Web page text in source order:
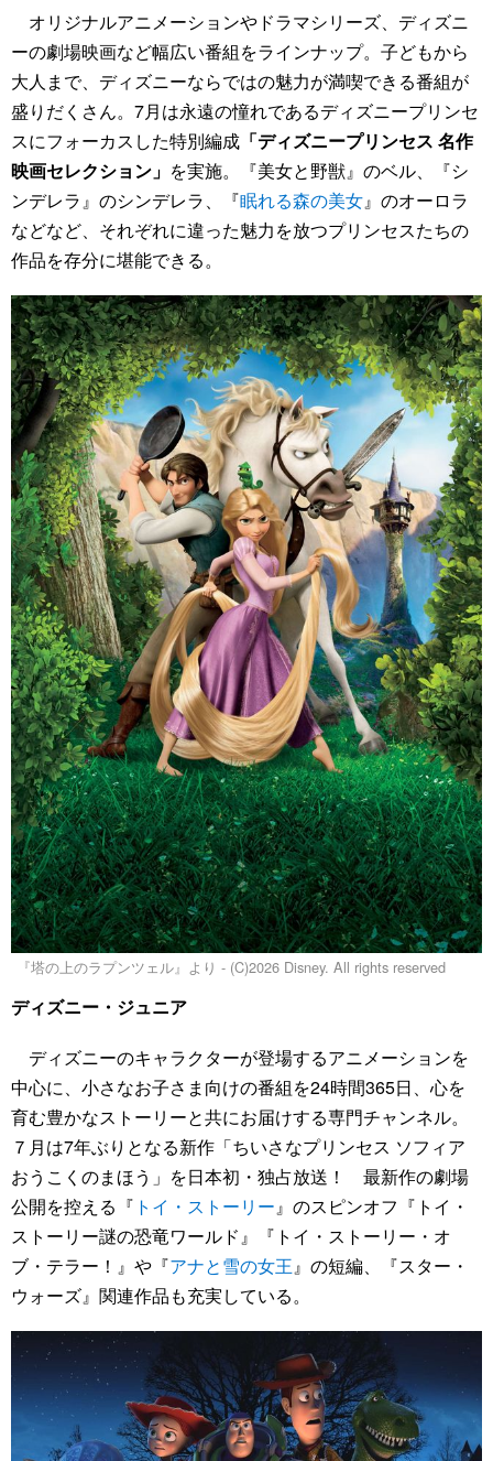
オリジナルアニメーションやドラマシリーズ、ディズニ
ーの劇場映画など幅広い番組をラインナップ。子どもから
大人まで、ディズニーならではの魅力が満喫できる番組が
盛りだくさん。7月は永遠の憧れであるディズニープリンセ
スにフォーカスした特別編成 「ディズニープリンセス 名作
映画セレクション」 を実施。『美女と野獣』のベル、『シ
ンデレラ』のシンデレラ、『眠れる森の美女』のオーロラ
などなど、それぞれに違った魅力を放つプリンセスたちの
作品を存分に堪能できる。
『塔の上のラプンツェル』より - (C)2026 Disney. All rights reserved
ディズニー・ジュニア
ディズニーのキャラクターが登場するアニメーションを
中心に、小さなお子さま向けの番組を24時間365日、心を
育む豊かなストーリーと共にお届けする専門チャンネル。
７月は7年ぶりとなる新作「ちいさなプリンセス ソフィア
おうこくのまほう」を日本初・独占放送！ 最新作の劇場
公開を控える『 トイ・ストーリー』のスピンオフ『トイ・
ストーリー謎の恐竜ワールド』『トイ・ストーリー・オ
ブ・テラー！』や『アナと雪の女王』の短編、『スター・
ウォーズ』関連作品も充実している。